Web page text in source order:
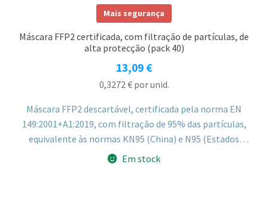
Mais segurança
Máscara FFP2 certificada, com filtração de partículas, de
alta protecção (pack 40)
13,09 €
0,3272€por unid.
Máscara FFP2 descartável, certificada pela norma EN
149:2001+A1:2019, com filtração de 95% das partículas,
equivalente às normas KN95 (China) e N95 (Estados
Unidos). Duas caixas de 20 máscaras, embaladas duas a
Em stock